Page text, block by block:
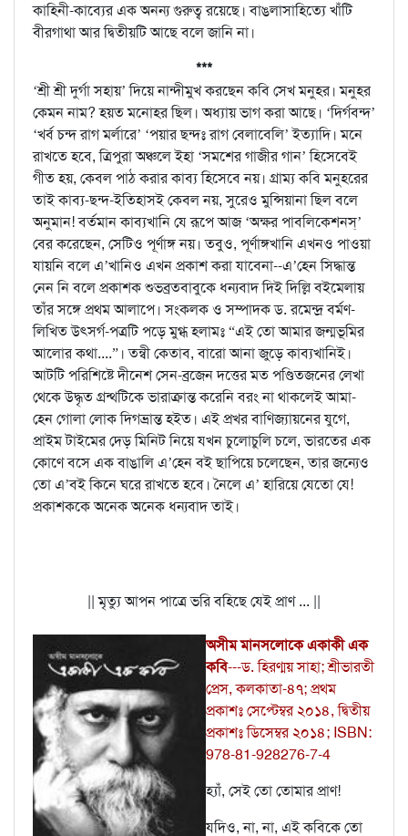
কাহিনী-কাব্যের এক অনন্য গুরুত্ব রয়েছে। বাঙলাসাহিত্যে খাঁটি
বীরগাথা আর দ্বিতীয়টি আছে বলে জানি না।
***
‘শ্রী শ্রী দুর্গা সহায়’ দিয়ে নান্দীমুখ করছেন কবি সেখ মনুহর। মনুহর
কেমন নাম? হয়ত মনোহর ছিল। অধ্যায় ভাগ করা আছে। ‘দির্গবন্দ’
‘খর্ব চন্দ রাগ মর্লারে’ ‘পয়ার ছন্দঃ রাগ বেলাবেলি’ ইত্যাদি। মনে
রাখতে হবে, ত্রিপুরা অঞ্চলে ইহা ‘সমশের গাজীর গান’ হিসেবেই
গীত হয়, কেবল পাঠ করার কাব্য হিসেবে নয়। গ্রাম্য কবি মনুহরের
তাই কাব্য-ছন্দ-ইতিহাসই কেবল নয়, সুরেও মুন্সিয়ানা ছিল বলে
অনুমান! বর্তমান কাব্যখানি যে রূপে আজ ‘অক্ষর পাবলিকেশনস্‌’
বের করেছেন, সেটিও পূর্ণাঙ্গ নয়। তবুও, পূর্ণাঙ্গখানি এখনও পাওয়া
যায়নি বলে এ’খানিও এখন প্রকাশ করা যাবেনা--এ’হেন সিদ্ধান্ত
নেন নি বলে প্রকাশক শুভব্রতবাবুকে ধন্যবাদ দিই দিল্লি বইমেলায়
তাঁর সঙ্গে প্রথম আলাপে। সংকলক ও সম্পাদক ড. রমেন্দ্র বর্মণ-
লিখিত উৎসর্গ-পত্রটি পড়ে মুগ্ধ হলামঃ “এই তো আমার জন্মভূমির
আলোর কথা....”। তন্বী কেতাব, বারো আনা জুড়ে কাব্যখানিই।
আটটি পরিশিষ্টে দীনেশ সেন-ব্রজেন দত্তের মত পণ্ডিতজনের লেখা
থেকে উদ্ধৃত গ্রন্থটিকে ভারাক্রান্ত করেনি বরং না থাকলেই আমা-
হেন গোলা লোক দিগভ্রান্ত হইত। এই প্রখর বাণিজ্যায়নের যুগে,
প্রাইম টাইমের দেড় মিনিট নিয়ে যখন চুলোচুলি চলে, ভারতের এক
কোণে বসে এক বাঙালি এ’হেন বই ছাপিয়ে চলেছেন, তার জন্যেও
তো এ’বই কিনে ঘরে রাখতে হবে। নৈলে এ’ হারিয়ে যেতো যে!
প্রকাশককে অনেক অনেক ধন্যবাদ তাই।
|| মৃত্যু আপন পাত্রে ভরি বহিছে যেই প্রাণ ... ||
অসীম মানসলোকে একাকী এক
কবি---ড. হিরণ্ময় সাহা; শ্রীভারতী
প্রেস, কলকাতা-৪৭; প্রথম
প্রকাশঃ সেপ্টেম্বর ২০১৪, দ্বিতীয়
প্রকাশঃ ডিসেম্বর ২০১৪; ISBN:
978-81-928276-7-4
হ্যাঁ, সেই তো তোমার প্রাণ!
যদিও, না, না, এই কবিকে তো